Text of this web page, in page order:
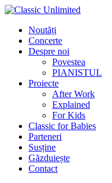
Noutăți
Concerte
Despre noi
Povestea
PIANISTUL
Proiecte
After Work
Explained
For Kids
Classic for Babies
Parteneri
Susține
Găzduiește
Contact